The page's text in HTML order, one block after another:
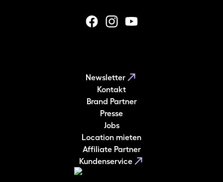
facebookInstagramYouTube
Newsletter
Kontakt
Brand Partner
Presse
Jobs
Location mieten
Affiliate Partner
Kundenservice